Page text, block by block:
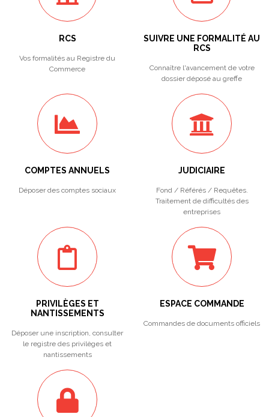
RCS
Vos formalités au Registre du
Commerce
SUIVRE UNE FORMALITÉ AU
RCS
Connaître l'avancement de votre
dossier déposé au greffe
COMPTES ANNUELS
Déposer des comptes sociaux
JUDICIAIRE
Fond / Référés / Requêtes.
Traitement de difficultés des
entreprises
PRIVILÈGES ET
NANTISSEMENTS
Déposer une inscription, consulter
le registre des privilèges et
nantissements
ESPACE COMMANDE
Commandes de documents officiels